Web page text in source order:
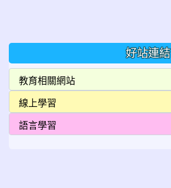
好站連結